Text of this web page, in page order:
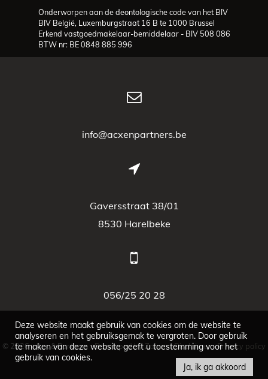
Onderworpen aan de deontologische code van het BIV
BIV België, Luxemburgstraat 16 B te 1000 Brussel
Erkend vastgoedmakelaar-bemiddelaar - BIV 508 086
BTW nr: BE 0848 885 996
info@acxenpartners.be
Gaversstraat 38/01
8530 Harelbeke
056/25 20 28
© 2026 - Acx & Partners -Developed by Zabun-Disclaimer-Privacy policy
Deze website maakt gebruik van cookies om de website te
analyseren en het gebruiksgemak te vergroten. Door gebruik
te maken van deze website geeft u toestemming voor het
gebruik van cookies.
Ja, ik ga akkoord